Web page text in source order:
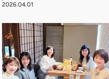
2026.04.01